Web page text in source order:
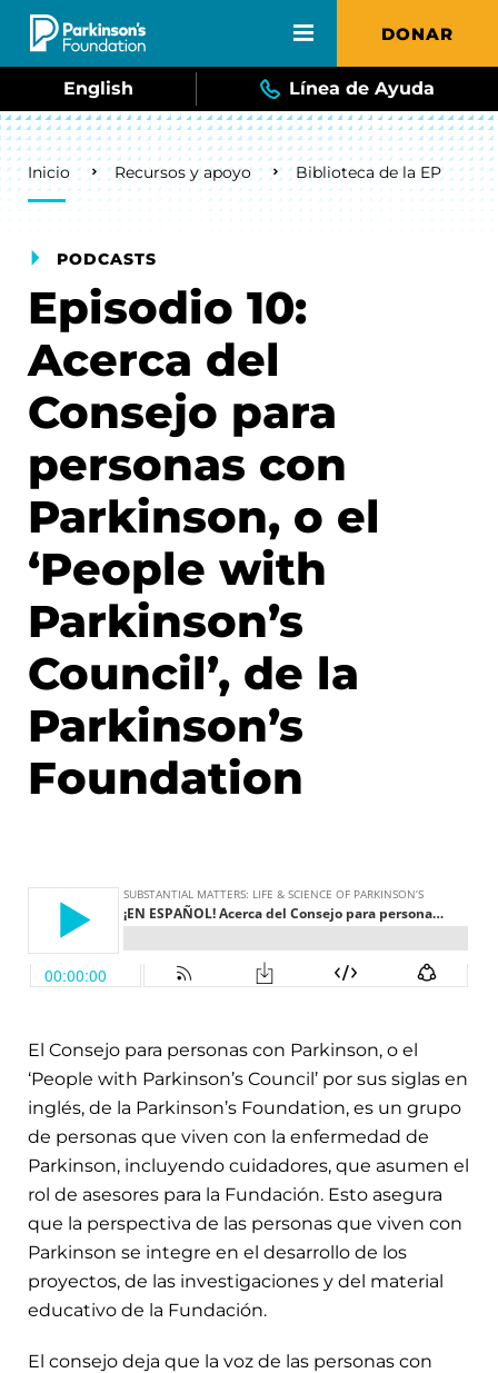
Skip to main content DONAR
English Línea de Ayuda
Breadcrumb
Inicio Recursos y apoyo Biblioteca de la EP
PODCASTS
Episodio 10:
Acerca del
Consejo para
personas con
Parkinson, o el
‘People with
Parkinson’s
Council’, de la
Parkinson’s
Foundation
El Consejo para personas con Parkinson, o el
‘People with Parkinson’s Council’ por sus siglas en
inglés, de la Parkinson’s Foundation, es un grupo
de personas que viven con la enfermedad de
Parkinson, incluyendo cuidadores, que asumen el
rol de asesores para la Fundación. Esto asegura
que la perspectiva de las personas que viven con
Parkinson se integre en el desarrollo de los
proyectos, de las investigaciones y del material
educativo de la Fundación.
El consejo deja que la voz de las personas con